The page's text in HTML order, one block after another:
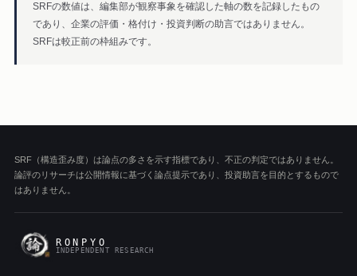
SRFの数値は、編集部が観察事象を確認した軸の数を記録したもの
であり、企業の評価・格付け・投資判断の助言ではありません。
SRFは較正前の枠組みです。
SRF（構造歪み度）は論点の多さを示す指標であり、不正の判定ではありません。
論評のリサーチは公開情報に基づく論点提示であり、投資助言を目的とするもので
はありません。
RONPYO
INDEPENDENT RESEARCH